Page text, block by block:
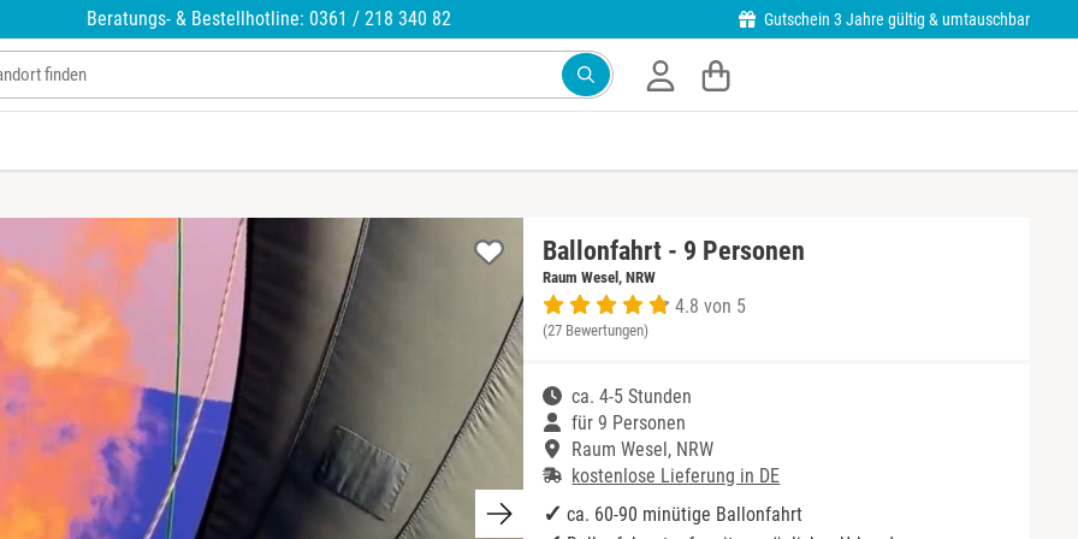
Beratungs- & Bestellhotline: 0361 / 218 340 82 Gutschein 3 Jahre gültig & umtauschbar
Ballonfahrt - 9 Personen
Raum Wesel, NRW
4.8 von 5
(27 Bewertungen)
ca. 4-5 Stunden
für 9 Personen
Raum Wesel, NRW
kostenlose Lieferung in DE
ca. 60-90 minütige Ballonfahrt